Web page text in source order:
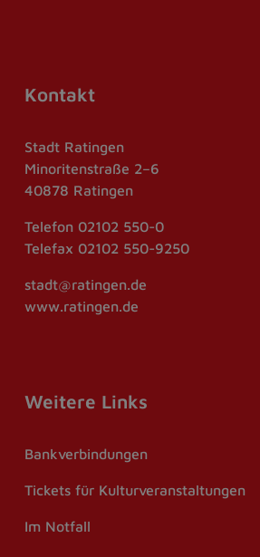
Kontakt
Stadt Ratingen
Minoritenstraße 2–6
40878 Ratingen
Telefon 02102 550-0
Telefax 02102 550-9250
stadt@ratingen.de
www.ratingen.de
Weitere Links
Bankverbindungen
Tickets für Kulturveranstaltungen
Im Notfall